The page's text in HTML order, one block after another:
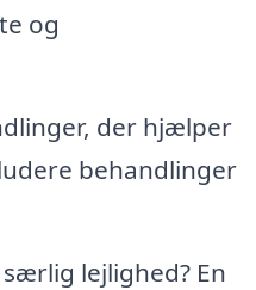
og
der hjælper
behandlinger
lejlighed? En